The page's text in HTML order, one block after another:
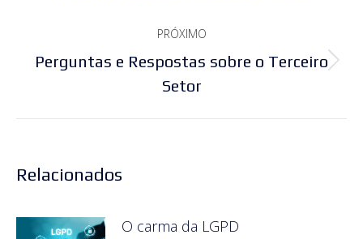
PRÓXIMO
Próximo
post:
Perguntas e Respostas sobre o Terceiro
Setor
Relacionados
O carma da LGPD